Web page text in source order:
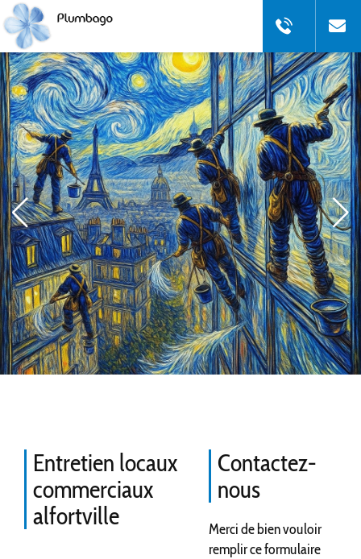
Entretien locaux
commerciaux
alfortville
Contactez-
nous
Merci de bien vouloir
remplir ce formulaire